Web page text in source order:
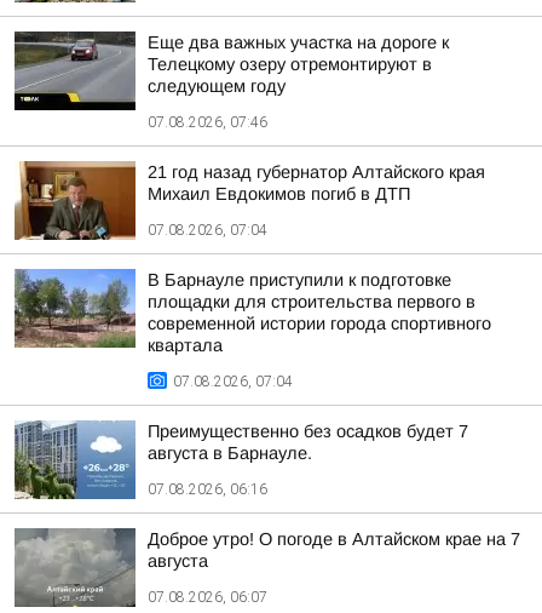
Еще два важных участка на дороге к
Телецкому озеру отремонтируют в
следующем году
07.08.2026, 07:46
21 год назад губернатор Алтайского края
Михаил Евдокимов погиб в ДТП
07.08.2026, 07:04
В Барнауле приступили к подготовке
площадки для строительства первого в
современной истории города спортивного
квартала
07.08.2026, 07:04
Преимущественно без осадков будет 7
августа в Барнауле.
07.08.2026, 06:16
Доброе утро! О погоде в Алтайском крае на 7
августа
07.08.2026, 06:07